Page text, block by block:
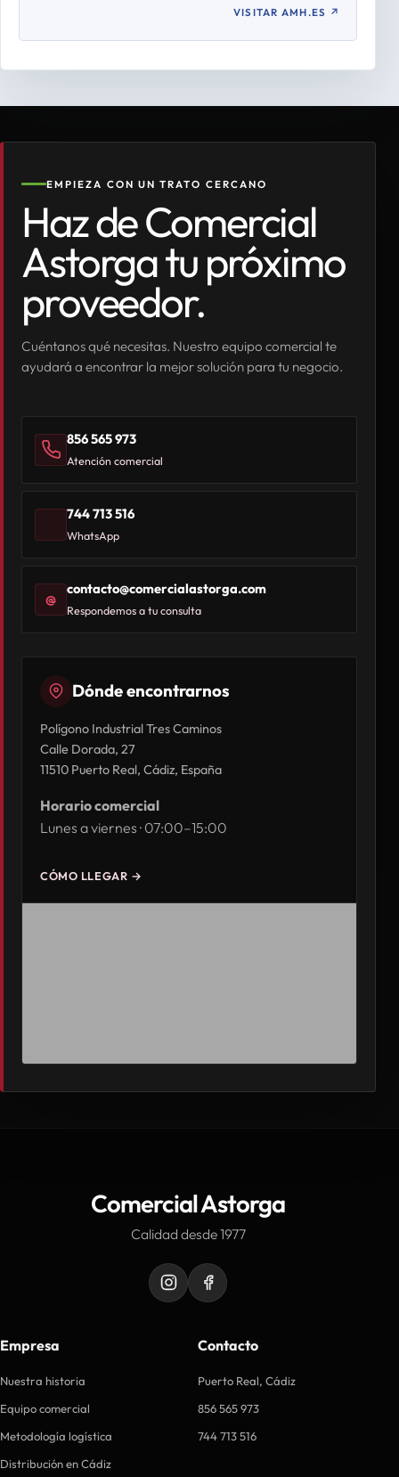
VISITAR AMH.ES ↗
EMPIEZA CON UN TRATO CERCANO
Haz de Comercial
Astorga tu próximo
proveedor.
Cuéntanos qué necesitas. Nuestro equipo comercial te
ayudará a encontrar la mejor solución para tu negocio.
856 565 973
Atención comercial
744 713 516
WhatsApp
@
contacto@comercialastorga.com
Respondemos a tu consulta
Dónde encontrarnos
Polígono Industrial Tres Caminos
Calle Dorada, 27
11510 Puerto Real, Cádiz, España
Horario comercial
Lunes a viernes · 07:00–15:00
CÓMO LLEGAR →
Comercial Astorga
Calidad desde 1977
Empresa
Nuestra historia
Equipo comercial
Metodología logística
Distribución en Cádiz
Contacto
Puerto Real, Cádiz
856 565 973
744 713 516